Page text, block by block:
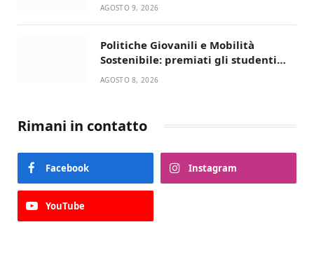
AGOSTO 9, 2026
Politiche Giovanili e Mobilità
Sostenibile: premiati gli studenti
universitari del bando “La strada
AGOSTO 8, 2026
Rimani in contatto
Facebook Instagram
YouTube